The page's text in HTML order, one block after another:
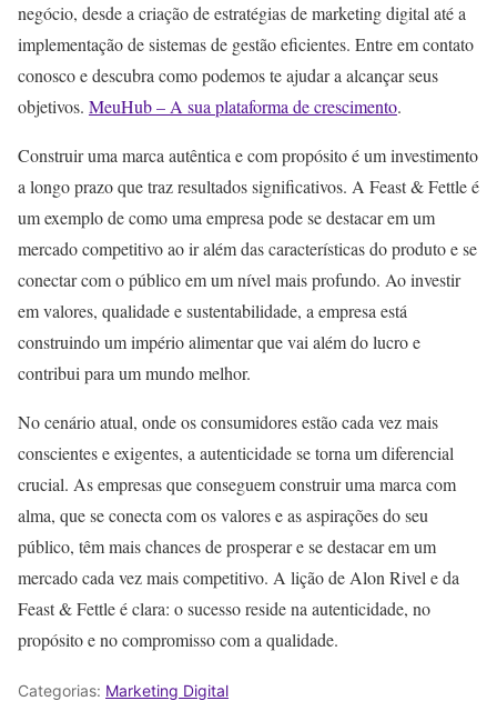
negócio, desde a criação de estratégias de marketing digital até a
implementação de sistemas de gestão eficientes. Entre em contato
conosco e descubra como podemos te ajudar a alcançar seus
objetivos. MeuHub – A sua plataforma de crescimento.
Construir uma marca autêntica e com propósito é um investimento
a longo prazo que traz resultados significativos. A Feast & Fettle é
um exemplo de como uma empresa pode se destacar em um
mercado competitivo ao ir além das características do produto e se
conectar com o público em um nível mais profundo. Ao investir
em valores, qualidade e sustentabilidade, a empresa está
construindo um império alimentar que vai além do lucro e
contribui para um mundo melhor.
No cenário atual, onde os consumidores estão cada vez mais
conscientes e exigentes, a autenticidade se torna um diferencial
crucial. As empresas que conseguem construir uma marca com
alma, que se conecta com os valores e as aspirações do seu
público, têm mais chances de prosperar e se destacar em um
mercado cada vez mais competitivo. A lição de Alon Rivel e da
Feast & Fettle é clara: o sucesso reside na autenticidade, no
propósito e no compromisso com a qualidade.
Categorias: Marketing Digital